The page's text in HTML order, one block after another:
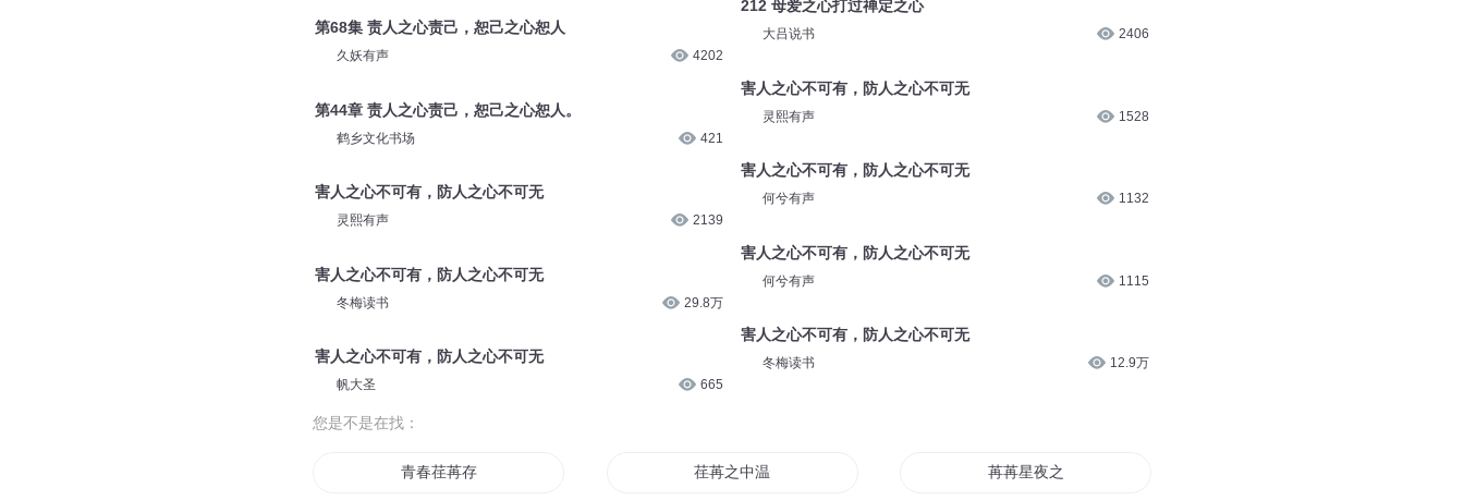
第68集 责人之心责己，恕己之心恕人
久妖有声 4202
第44章 责人之心责己，恕己之心恕人。
鹤乡文化书场 421
害人之心不可有，防人之心不可无
灵熙有声 2139
害人之心不可有，防人之心不可无
冬梅读书 29.8万
害人之心不可有，防人之心不可无
帆大圣 665
212 母爱之心打过禅定之心
大吕说书 2406
害人之心不可有，防人之心不可无
灵熙有声 1528
害人之心不可有，防人之心不可无
何兮有声 1132
害人之心不可有，防人之心不可无
何兮有声 1115
害人之心不可有，防人之心不可无
冬梅读书 12.9万
您是不是在找：
青春荏苒存年少 荏苒之中温情只有你 苒苒星夜之浮游少女恋爱记